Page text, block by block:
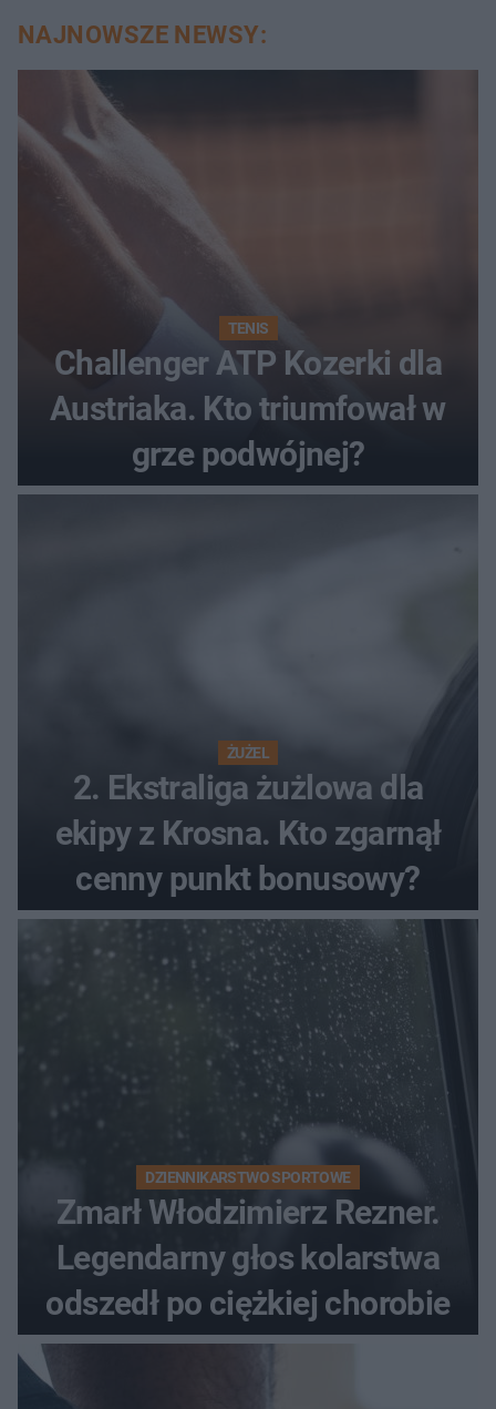
NAJNOWSZE NEWSY:
TENIS
Challenger ATP Kozerki dla
Austriaka. Kto triumfował w
grze podwójnej?
ŻUŻEL
2. Ekstraliga żużlowa dla
ekipy z Krosna. Kto zgarnął
cenny punkt bonusowy?
DZIENNIKARSTWO SPORTOWE
Zmarł Włodzimierz Rezner.
Legendarny głos kolarstwa
odszedł po ciężkiej chorobie